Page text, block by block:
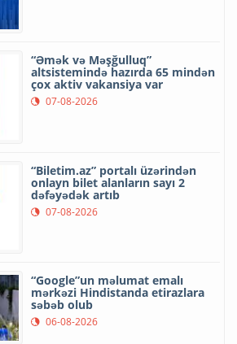
“Əmək və Məşğulluq”
altsistemində hazırda 65 mindən
çox aktiv vakansiya var
07-08-2026
“Biletim.az” portalı üzərindən
onlayn bilet alanların sayı 2
dəfəyədək artıb
07-08-2026
“Google”un məlumat emalı
mərkəzi Hindistanda etirazlara
səbəb olub
06-08-2026